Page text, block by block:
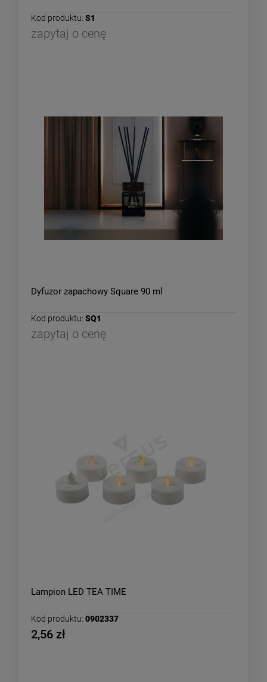
Kod produktu: S1
zapytaj o cenę
Dyfuzor zapachowy Square 90 ml
Kod produktu: SQ1
zapytaj o cenę
Lampion LED TEA TIME
Kod produktu: 0902337
2,56 zł